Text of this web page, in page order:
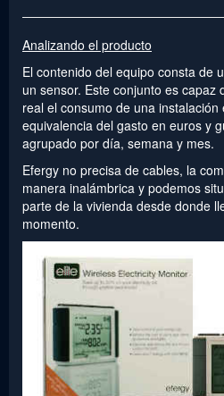
Analizando el producto
El contenido del equipo consta de
un sensor. Este conjunto es capaz
real el consumo de una
equivalencia del gasto en euros y
agrupado por día, semana y mes.
Efergy no precisa de cables, la
manera inalámbrica y podemos
parte de la vivienda desde donde
momento.